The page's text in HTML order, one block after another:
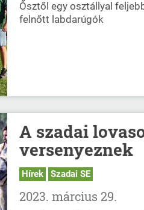
Ősztől egy osztállyal
felnőtt labdarúgók
A szadai
versenyeznek
Hírek Szadai SE
2023. március 29.